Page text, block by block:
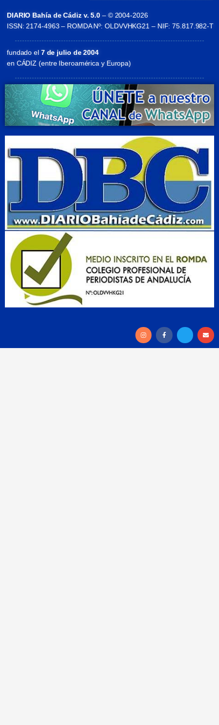
DIARIO Bahía de Cádiz v. 5.0 – © 2004-2026
ISSN: 2174-4963 – ROMDA Nº: OLDVVHKG21 – NIF: 75.817.982-T
fundado el7 de julio de 2004
en CÁDIZ (entre Iberoamérica y Europa)